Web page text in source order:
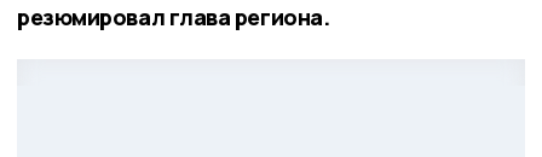
резюмировал глава региона.